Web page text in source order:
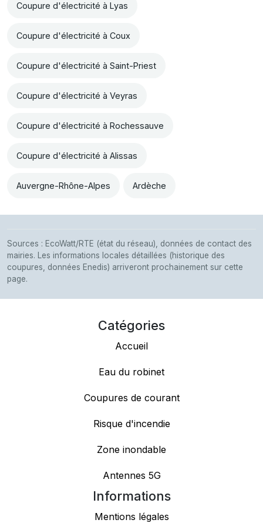
Coupure d'électricité à Lyas
Coupure d'électricité à Coux
Coupure d'électricité à Saint-Priest
Coupure d'électricité à Veyras
Coupure d'électricité à Rochessauve
Coupure d'électricité à Alissas
Auvergne-Rhône-Alpes Ardèche
Sources : EcoWatt/RTE (état du réseau), données de contact des
mairies. Les informations locales détaillées (historique des
coupures, données Enedis) arriveront prochainement sur cette
page.
Catégories
Accueil
Eau du robinet
Coupures de courant
Risque d'incendie
Zone inondable
Antennes 5G
Informations
Mentions légales